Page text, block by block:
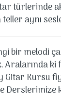
türlerinde
aynı
bir melodi
Aralarında
Gitar Kursu